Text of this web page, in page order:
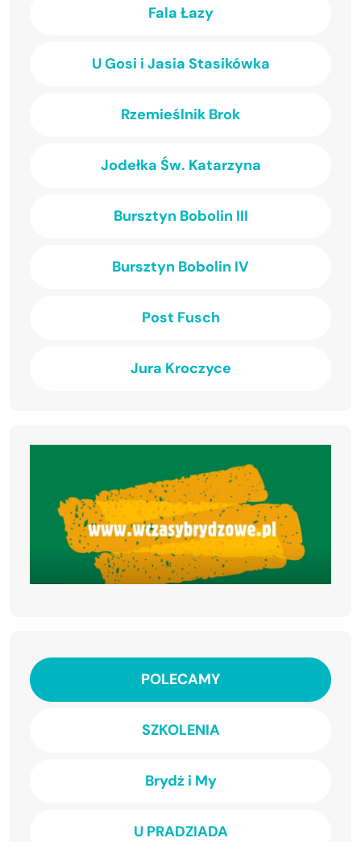
Fala Łazy
U Gosi i Jasia Stasikówka
Rzemieślnik Brok
Jodełka Św. Katarzyna
Bursztyn Bobolin III
Bursztyn Bobolin IV
Post Fusch
Jura Kroczyce
POLECAMY
SZKOLENIA
Brydż i My
U PRADZIADA